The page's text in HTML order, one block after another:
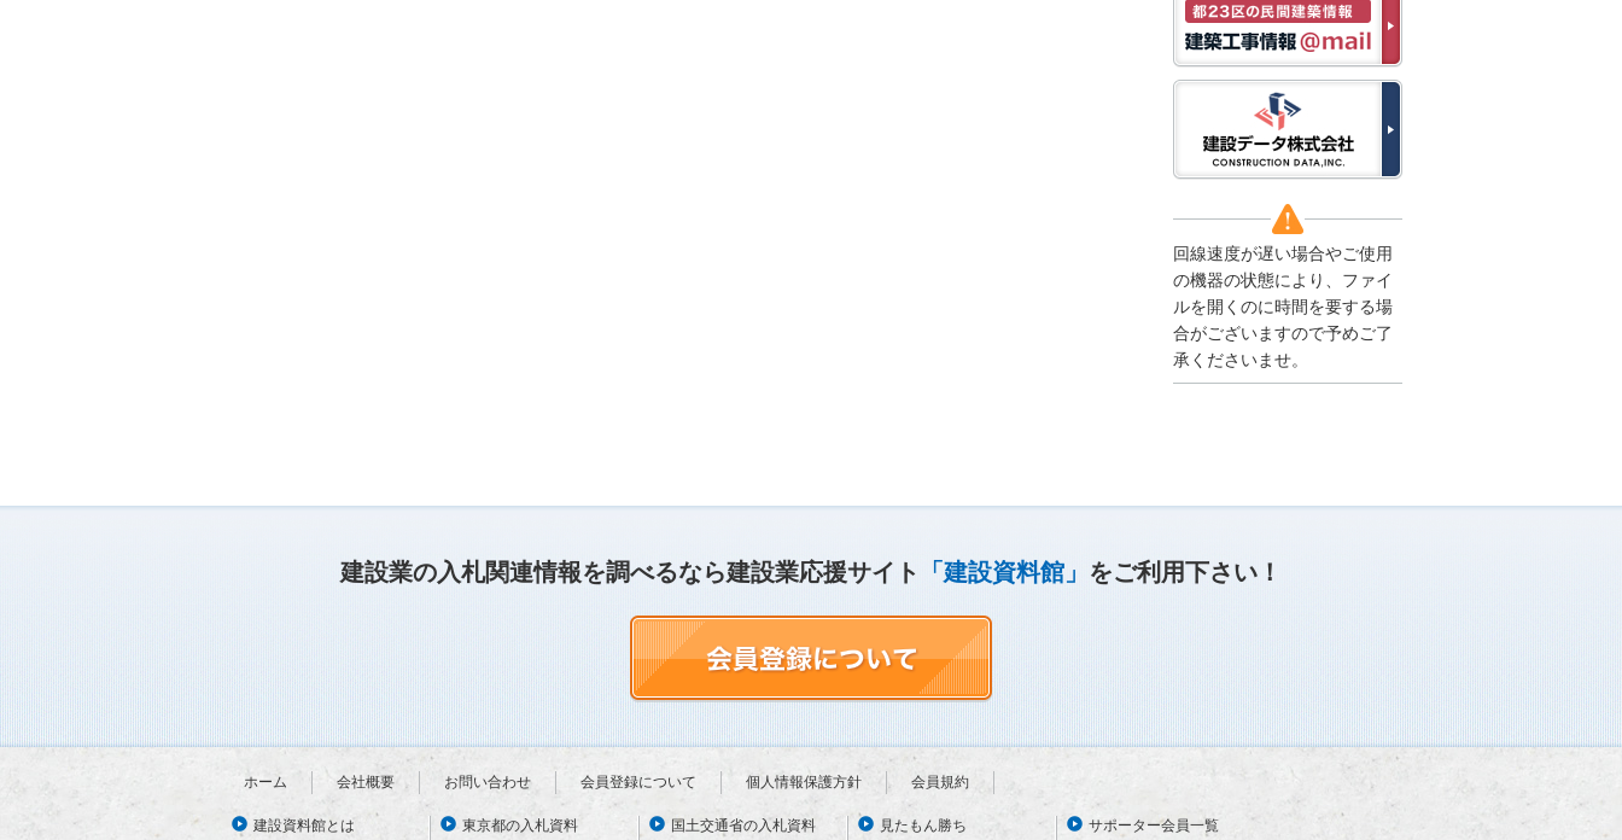
て、弊社休業のため情報
更新を停止させていただ
きます。
【期間】１２月２７日
(土)～１月４日(日)
上記の期間、情報の更新
がされませんので、ご了
承のほど、よろしくお願
なお、情報は１月５日
(月)より登録されます。
2025/08/04
●夏季休業に伴う情報更
新停止のお知らせ●
建設資料館をご利用いた
だき、誠に有難うござい
がされませんので、ご了
承のほど、よろしくお願
伴う情報更新停止のお知
らせ(04/26～04/29、05/0
ユーザー各位
回線速度が遅い場合やご使用
の機器の状態により、ファイ
ルを開くのに時間を要する場
合がございますので予めご了
承くださいませ。
建設業の入札関連情報を調べるなら建設業応援サイト 「建設資料館」 をご利用下さい！
ホーム 会社概要 お問い合わせ 会員登録について 個人情報保護方針 会員規約
建設資料館とは 東京都の入札資料 国土交通省の入札資料 見たもん勝ち サポーター会員一覧